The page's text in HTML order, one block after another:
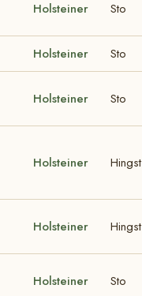
Holsteiner Sto
Holsteiner Sto
Holsteiner Sto
Holsteiner Hingst
Holsteiner Hingst
Holsteiner Sto